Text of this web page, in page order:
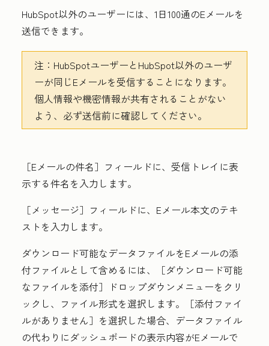
HubSpot以外のユーザーには、1日100通のEメールを
送信できます。
注： HubSpotユーザーとHubSpot以外のユーザ
ーが同じEメールを受信することになります。
個人情報や機密情報が共有されることがない
よう、必ず送信前に確認してください。
［Eメールの件名］フィールドに、受信トレイに表
示する件名 を入力します。
［メッセージ］フィールドに、 Eメール本文のテキ
ストを入力します。
ダウンロード可能なデータファイルをEメールの添
付ファイルとして含めるには、［ダウンロード可能
なファイルを添付］
ドロップダウンメニューをクリ
ックし、 ファイル形式を選択します。［添付ファイ
ルがありません］ を選択した場合、データファイル
の代わりにダッシュボードの表示内容がEメールで